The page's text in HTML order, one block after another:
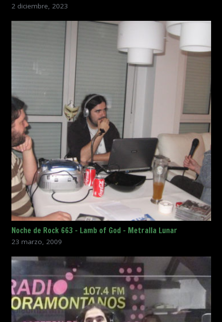
2 diciembre, 2023
Noche de Rock 663 – Lamb of God – Metralla Lunar
23 marzo, 2009